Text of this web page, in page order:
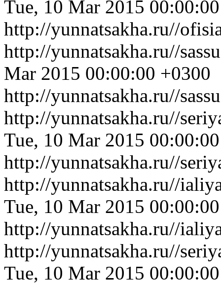
Tue, 10 Mar 2015
http://yunnatsakha.ru//
http://yunnatsakha.ru//
Mar 2015 00:00:00 +0300
http://yunnatsakha.ru//
http://yunnatsakha.ru//
Tue, 10 Mar 2015
http://yunnatsakha.ru//
http://yunnatsakha.ru//
Tue, 10 Mar 2015
http://yunnatsakha.ru//
http://yunnatsakha.ru//
Tue, 10 Mar 2015